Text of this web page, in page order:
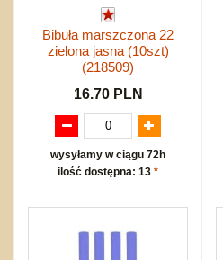
Bibuła marszczona 22
zielona jasna (10szt)
(218509)
16.70 PLN
wysyłamy w ciągu 72h
ilość dostępna: 13 *